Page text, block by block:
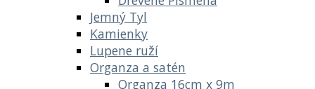
Jemný Tyl
Kamienky
Lupene ruží
Organza a satén
Organza 16cm x 9m